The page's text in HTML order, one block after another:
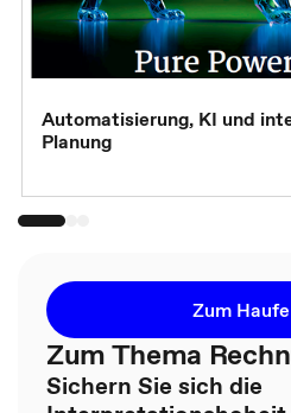
Automatisierung, KI und
Planung
Zum
Zum Thema
Sichern Sie sich die